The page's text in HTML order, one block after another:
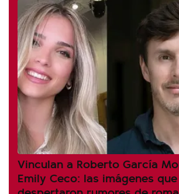
Vinculan a Roberto García
Emily Ceco: las imágenes que